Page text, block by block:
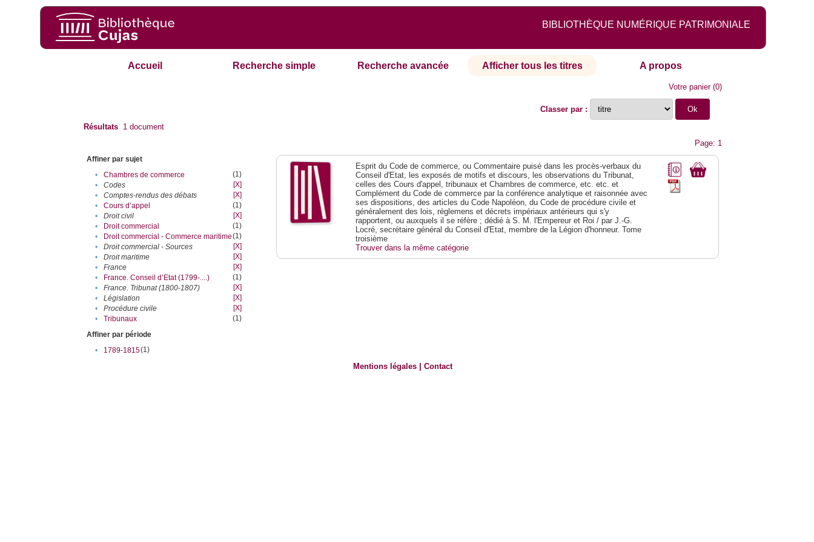
BIBLIOTHÈQUE NUMÉRIQUE PATRIMONIALE
Accueil Recherche simple Recherche avancée Afficher tous les titres A propos
Votre panier(0)
Classer par :
Résultats 1 document
Page: 1
Affiner par sujet
•
Chambres de commerce
(1)
•
Codes
[X]
•
Comptes-rendus des débats
[X]
•
Cours d’appel
(1)
•
Droit civil
[X]
•
Droit commercial
(1)
•
Droit commercial - Commerce maritime(1)
•
Droit commercial - Sources
[X]
•
Droit maritime
[X]
•
France
[X]
•
France. Conseil d’Etat (1799-....)
(1)
•
France. Tribunat (1800-1807)
[X]
•
Législation
[X]
•
Procédure civile
[X]
•
Tribunaux
(1)
Affiner par période
•
1789-1815(1)
Esprit du Code de commerce, ou Commentaire puisé dans les procès-verbaux du
Conseil d'Etat, les exposés de motifs et discours, les observations du Tribunat,
celles des Cours d'appel, tribunaux et Chambres de commerce, etc. etc. et
Complément du Code de commerce par la conférence analytique et raisonnée avec
ses dispositions, des articles du Code Napoléon, du Code de procédure civile et
généralement des lois, réglemens et décrets impériaux antérieurs qui s'y
rapportent, ou auxquels il se réfère ; dédié à S. M. l'Empereur et Roi / par J.-G.
Locré, secrétaire général du Conseil d'Etat, membre de la Légion d'honneur. Tome
troisième
Trouver dans la même catégorie
Mentions légales |Contact